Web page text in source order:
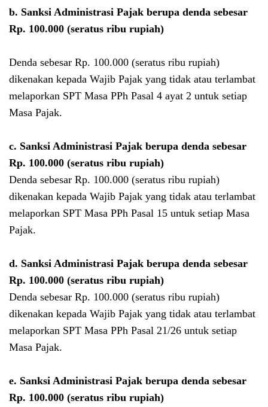
b. Sanksi Administrasi Pajak berupa denda sebesar
Rp. 100.000 (seratus ribu rupiah)
Denda sebesar Rp. 100.000 (seratus ribu rupiah)
dikenakan kepada Wajib Pajak yang tidak atau terlambat
melaporkan SPT Masa PPh Pasal 4 ayat 2 untuk setiap
Masa Pajak.
c. Sanksi Administrasi Pajak berupa denda sebesar
Rp. 100.000 (seratus ribu rupiah)
Denda sebesar Rp. 100.000 (seratus ribu rupiah)
dikenakan kepada Wajib Pajak yang tidak atau terlambat
melaporkan SPT Masa PPh Pasal 15 untuk setiap Masa
Pajak.
d. Sanksi Administrasi Pajak berupa denda sebesar
Rp. 100.000 (seratus ribu rupiah)
Denda sebesar Rp. 100.000 (seratus ribu rupiah)
dikenakan kepada Wajib Pajak yang tidak atau terlambat
melaporkan SPT Masa PPh Pasal 21/26 untuk setiap
Masa Pajak.
e. Sanksi Administrasi Pajak berupa denda sebesar
Rp. 100.000 (seratus ribu rupiah)